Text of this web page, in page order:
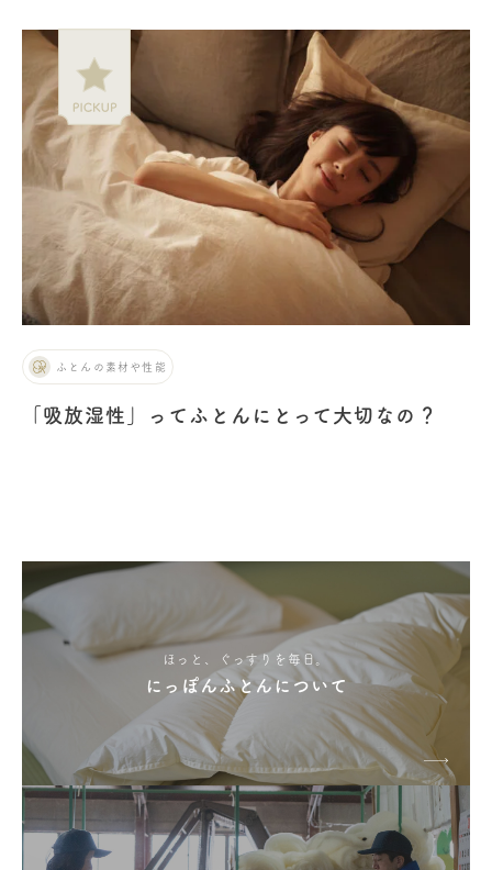
ふとんの素材や性能
「吸放湿性」ってふとんにとって大切なの？
ほっと、ぐっすりを毎日。
にっぽんふとんについて